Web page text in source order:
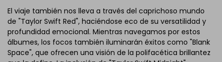
El viaje también nos lleva a través del caprichoso mundo
de "Taylor Swift Red", haciéndose eco de su versatilidad y
profundidad emocional. Mientras navegamos por estos
álbumes, los focos también iluminarán éxitos como "Blank
Space", que ofrecen una visión de la polifacética brillantez